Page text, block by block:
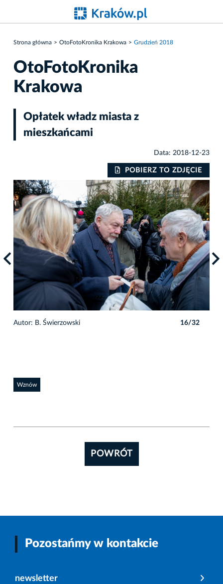
Strona główna OtoFotoKronika Krakowa Grudzień 2018
OtoFotoKronika
Krakowa
Opłatek władz miasta z
mieszkańcami
Data: 2018-12-23
POBIERZ TO ZDJĘCIE
Autor: B. Świerzowski 16/32
Wznów
POWRÓT
Pozostańmy w kontakcie
newsletter